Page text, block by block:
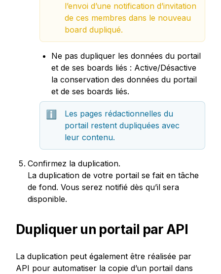
l’envoi d’une notification d’invitation
de ces membres dans le nouveau
board dupliqué.
Ne pas dupliquer les données du portail
et de ses boards liés : Active/Désactive
la conservation des données du portail
et de ses boards liés.
ℹ️
Les pages rédactionnelles du
portail restent dupliquées avec
leur contenu.
Confirmez la duplication.
La duplication de votre portail se fait en tâche
de fond. Vous serez notifié dès qu’il sera
disponible.
Dupliquer un portail par API
La duplication peut également être réalisée par
API pour automatiser la copie d’un portail dans